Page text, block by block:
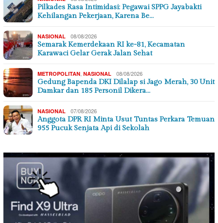
Pilkades Rasa Intimidasi: Pegawai SPPG Jayabakti
Kehilangan Pekerjaan, Karena Be…
NASIONAL 08/08/2026
Semarak Kemerdekaan RI ke-81, Kecamatan
Karawaci Gelar Gerak Jalan Sehat
METROPOLITAN NASIONAL 08/08/2026
Gedung Bapenda DKI Dilalap si Jago Merah, 30 Unit
Damkar dan 185 Personil Dikera…
NASIONAL 07/08/2026
Anggota DPR RI Minta Usut Tuntas Perkara Temuan
955 Pucuk Senjata Api di Sekolah